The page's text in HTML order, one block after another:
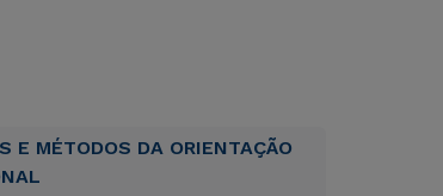
E MÉTODOS DA ORIENTAÇÃO